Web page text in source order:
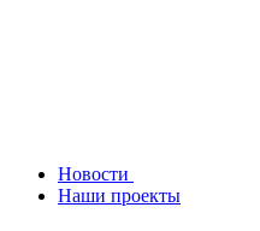
Новости
Наши проекты